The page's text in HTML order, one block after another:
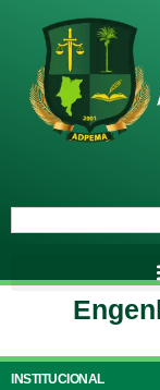
INSTITUCIONAL